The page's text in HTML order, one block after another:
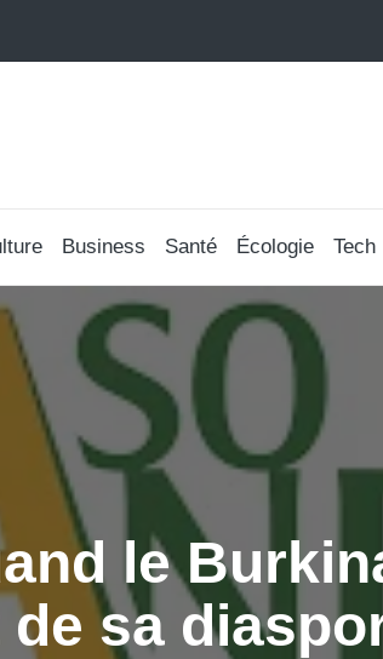
Business Santé Écologie Tech
le
sa